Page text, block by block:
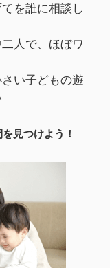
を誰に相談し
人で、ほぼワ
い子どもの遊
見つけよう！